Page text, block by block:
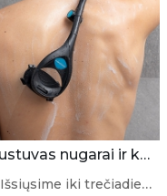
Skustuvas nugarai ir kūnui
Išsiųsime iki trečiadienio